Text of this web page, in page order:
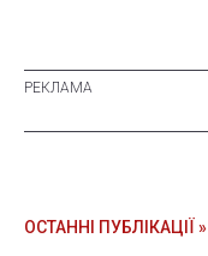
ОСТАННІ ПУБЛІКАЦІЇ »